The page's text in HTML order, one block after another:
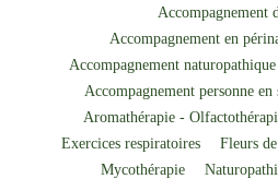
Accompagnement
Accompagnement en
Accompagnement
Accompagnement personne
Aromathérapie -
Exercices respiratoires
Fleurs
Mycothérapie